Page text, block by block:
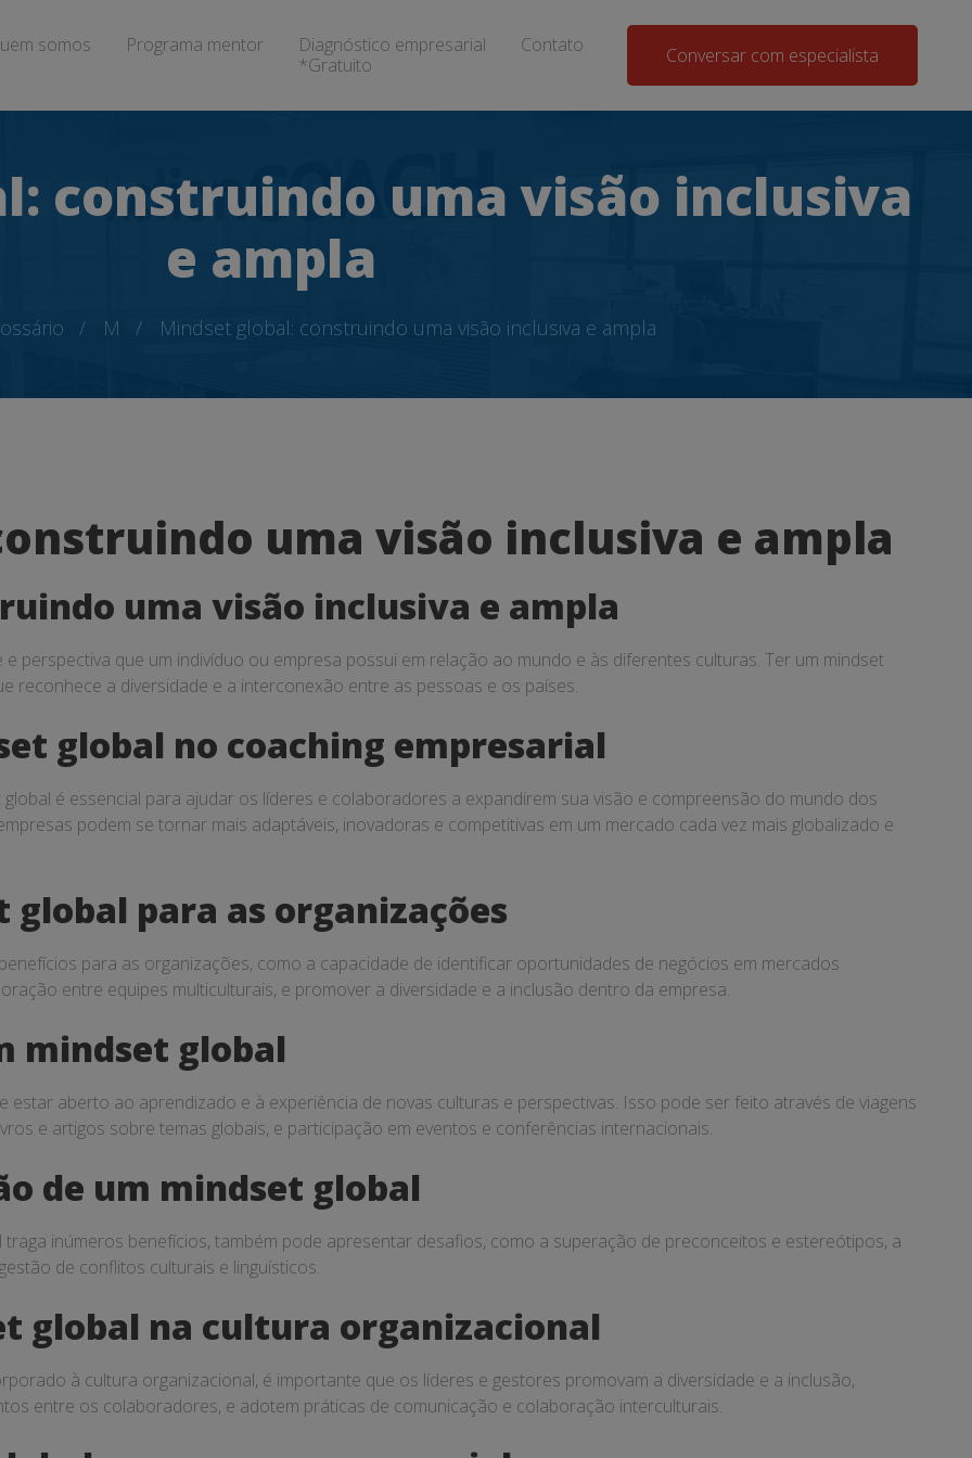
somos Programa mentor
Diagnóstico empresarial
*Gratuito
Contato Conversar com especialista
construindo uma visão inclusiva
e ampla
M Mindset global: construindo uma visão inclusiva e ampla
uma visão inclusiva e ampla
uma visão inclusiva e ampla
e perspectiva que um indivíduo ou empresa possui em relação ao mundo e às diferentes culturas. Ter um mindset
reconhece a diversidade e a interconexão entre as pessoas e os países.
global no coaching empresarial
é essencial para ajudar os líderes e colaboradores a expandirem sua visão e compreensão do mundo dos
podem se tornar mais adaptáveis, inovadoras e competitivas em um mercado cada vez mais globalizado e
global para as organizações
para as organizações, como a capacidade de identificar oportunidades de negócios em mercados
entre equipes multiculturais, e promover a diversidade e a inclusão dentro da empresa.
mindset global
estar aberto ao aprendizado e à experiência de novas culturas e perspectivas. Isso pode ser feito através de viagens
e artigos sobre temas globais, e participação em eventos e conferências internacionais.
de um mindset global
inúmeros benefícios, também pode apresentar desafios, como a superação de preconceitos e estereótipos, a
de conflitos culturais e linguísticos.
global na cultura organizacional
à cultura organizacional, é importante que os líderes e gestores promovam a diversidade e a inclusão,
entre os colaboradores, e adotem práticas de comunicação e colaboração interculturais.